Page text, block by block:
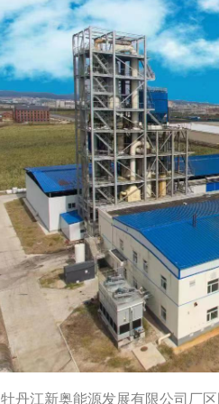
牡丹江新奥能源发展有限公司厂